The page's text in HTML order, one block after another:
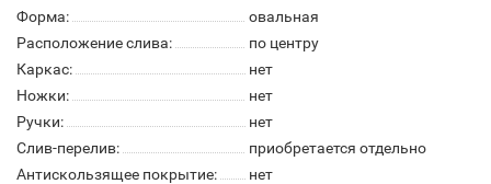
Форма:
овальная
Расположение слива:
по центру
Каркас:
нет
Ножки:
нет
Ручки:
нет
Слив-перелив:
приобретается отдельно
Антискользящее покрытие:
нет